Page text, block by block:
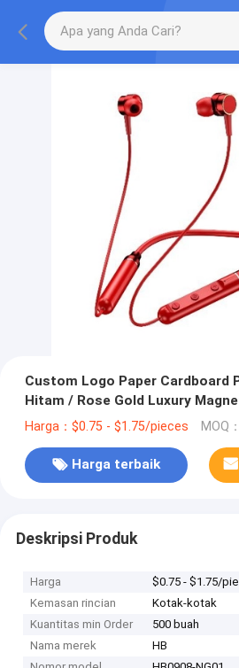
Custom Logo Paper Cardboard
Hitam / Rose Gold Luxury
Ribbon Closure
Harga：$0.75 - $1.75/pieces MOQ
Harga terbaik
Deskripsi Produk
Harga
$0.75 - $1.75/
Kemasan rincian
Kotak-kotak
Kuantitas min Order
500 buah
Nama merek
HB